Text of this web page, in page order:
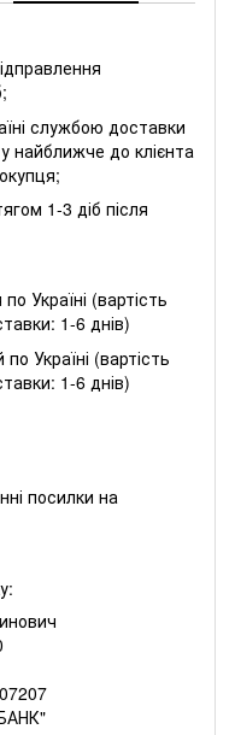
службою доставки
найближче до клієнта
1-3 діб після
Україні (вартість
1-6 днів)
Україні (вартість
1-6 днів)
посилки на